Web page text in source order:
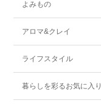
よみもの
アロマ&クレイ
ライフスタイル
暮らしを彩るお気に入り